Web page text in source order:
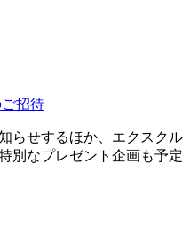
招待
らせするほか、エクスクル
別なプレゼント企画も予定